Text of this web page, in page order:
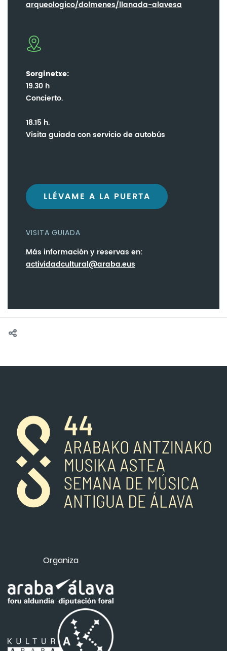
arqueologico/dolmenes/llanada-alavesa
Sorginetxe:
19.30 h
Concierto.
18.15 h.
Visita guiada con servicio de autobús
LLÉVAME A LA PUERTA
VISITA GUIADA
Más información y reservas en:
actividadcultural@araba.eus
Organiza